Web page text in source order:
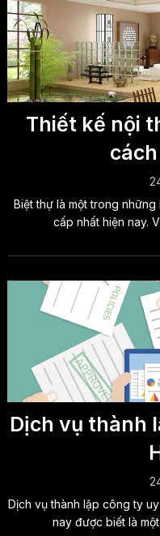
Thiết kế nội
Biệt thự là một trong
cấp nhất hiện nay.
Dịch vụ thành
Dịch vụ thành lập công ty
nay được biết là